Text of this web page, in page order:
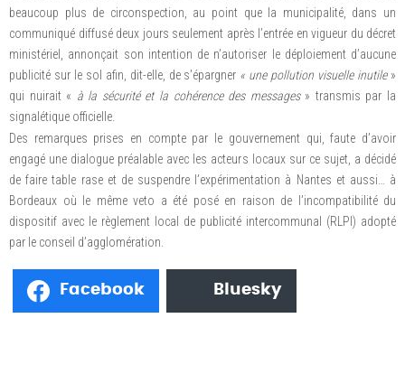
beaucoup plus de circonspection, au point que la municipalité, dans un
communiqué diffusé deux jours seulement après l’entrée en vigueur du décret
ministériel, annonçait son intention de n’autoriser le déploiement d’aucune
publicité sur le sol afin, dit-elle, de s’épargner « une pollution visuelle inutile»
qui nuirait « à la sécurité et la cohérence des messages » transmis par la
signalétique officielle.
Des remarques prises en compte par le gouvernement qui, faute d’avoir
engagé une dialogue préalable avec les acteurs locaux sur ce sujet, a décidé
de faire table rase et de suspendre l’expérimentation à Nantes et aussi… à
Bordeaux où le même veto a été posé en raison de l’incompatibilité du
dispositif avec le règlement local de publicité intercommunal (RLPI) adopté
par le conseil d’agglomération.
Facebook Bluesky